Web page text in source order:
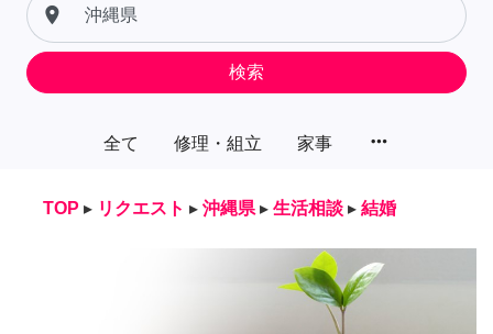
全て 修理・組立 家事 more_horiz
place
検索
TOP ▸ リクエスト ▸ 沖縄県 ▸ 生活相談 ▸ 結婚